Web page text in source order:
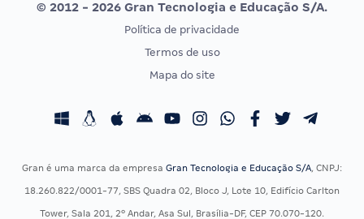
Vunesp
CONCURSOS POR PROFISSÃO
Concursos Fiscais
Concursos Saúde
EXAME DE ORDEM
Calendário OAB
© 2012 - 2026 Gran Tecnologia e Educação S/A.
Política de privacidade
Termos de uso
Mapa do site
Gran é uma marca da empresa Gran Tecnologia e Educação S/A, CNPJ:
18.260.822/0001-77, SBS Quadra 02, Bloco J, Lote 10, Edifício Carlton
Tower, Sala 201, 2º Andar, Asa Sul, Brasília-DF, CEP 70.070-120.